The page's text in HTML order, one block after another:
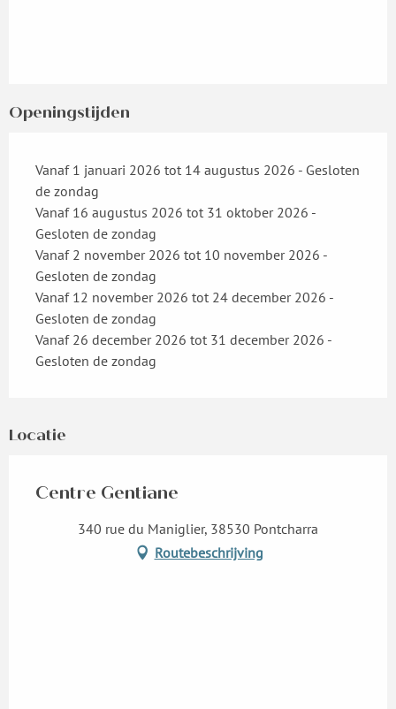
Openingstijden
Vanaf 1 januari 2026 tot 14 augustus 2026 - Gesloten
de zondag
Vanaf 16 augustus 2026 tot 31 oktober 2026 -
Gesloten de zondag
Vanaf 2 november 2026 tot 10 november 2026 -
Gesloten de zondag
Vanaf 12 november 2026 tot 24 december 2026 -
Gesloten de zondag
Vanaf 26 december 2026 tot 31 december 2026 -
Gesloten de zondag
Locatie
Centre Gentiane
340 rue du Maniglier, 38530 Pontcharra
Routebeschrijving